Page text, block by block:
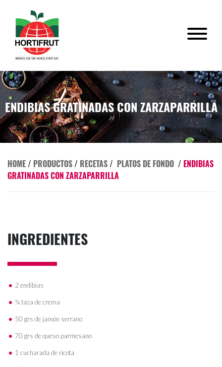
ENDIBIAS GRATINADAS CON ZARZAPARRILLA
HOME/ PRODUCTOS/ RECETAS/ PLATOS DE FONDO / ENDIBIAS
GRATINADAS CON ZARZAPARRILLA
INGREDIENTES
2 endibias
¾ taza de crema
50 grs de jamón serrano
70 grs de queso parmesano
1 cucharada de ricota